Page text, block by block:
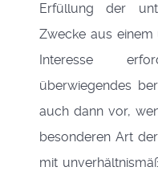
Erfüllung der
Zwecke aus
Interesse
überwiegendes
auch dann vor,
besonderen Art
mit